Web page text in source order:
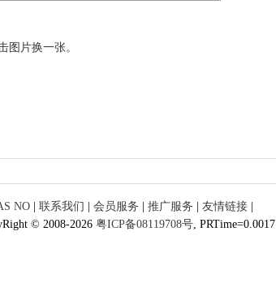
图片换一张。
NO 联系我们 会员服务 推广服务 友情链接
© 2008-2026 粤ICP备08119708号, PRTime=0.0017